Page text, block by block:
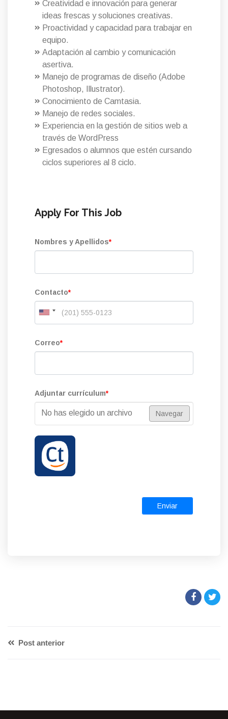
Creatividad e innovación para generar
ideas frescas y soluciones creativas.
Proactividad y capacidad para trabajar en
equipo.
Adaptación al cambio y comunicación
asertiva.
Manejo de programas de diseño (Adobe
Photoshop, Illustrator).
Conocimiento de Camtasia.
Manejo de redes sociales.
Experiencia en la gestión de sitios web a
través de WordPress
Egresados o alumnos que estén cursando
ciclos superiores al 8 ciclo.
Apply For This Job
Nombres y Apellidos*
Contacto*
Correo*
Adjuntar currículum*
No has elegido un archivo Navegar
Enviar
Post anterior